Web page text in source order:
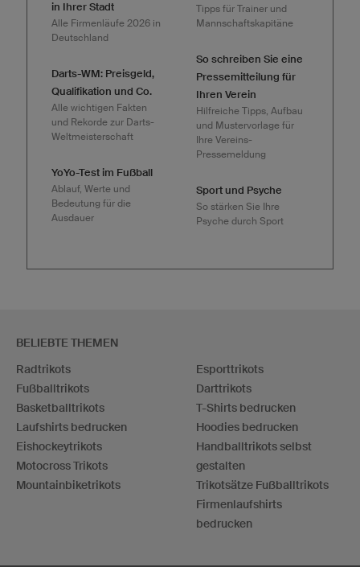
in Ihrer Stadt
Alle Firmenläufe 2026 in
Deutschland
Darts-WM: Preisgeld,
Qualifikation und Co.
Alle wichtigen Fakten
und Rekorde zur Darts-
Weltmeisterschaft
YoYo-Test im Fußball
Ablauf, Werte und
Bedeutung für die
Ausdauer
Tipps für Trainer und
Mannschaftskapitäne
So schreiben Sie eine
Pressemitteilung für
Ihren Verein
Hilfreiche Tipps, Aufbau
und Mustervorlage für
Ihre Vereins-
Pressemeldung
Sport und Psyche
So stärken Sie Ihre
Psyche durch Sport
BELIEBTE THEMEN
Radtrikots
Fußballtrikots
Basketballtrikots
Laufshirts bedrucken
Eishockeytrikots
Motocross Trikots
Mountainbiketrikots
Esporttrikots
Darttrikots
T-Shirts bedrucken
Hoodies bedrucken
Handballtrikots selbst
gestalten
Trikotsätze Fußballtrikots
Firmenlaufshirts
bedrucken